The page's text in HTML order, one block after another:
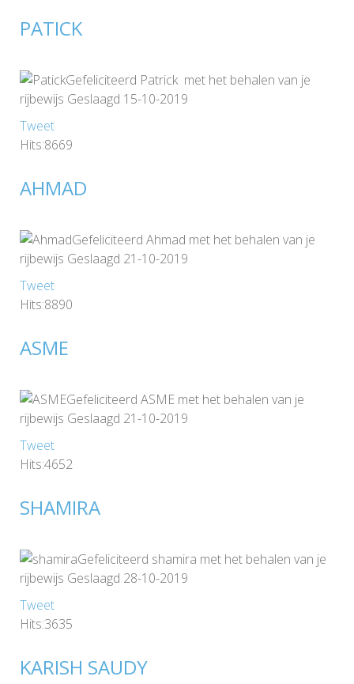
PATICK
Gefeliciteerd Patrick met het behalen van je
rijbewijs Geslaagd 15-10-2019
Tweet
Hits:8669
AHMAD
Gefeliciteerd Ahmad met het behalen van je
rijbewijs Geslaagd 21-10-2019
Tweet
Hits:8890
ASME
Gefeliciteerd ASME met het behalen van je
rijbewijs Geslaagd 21-10-2019
Tweet
Hits:4652
SHAMIRA
Gefeliciteerd shamira met het behalen van je
rijbewijs Geslaagd 28-10-2019
Tweet
Hits:3635
KARISH SAUDY